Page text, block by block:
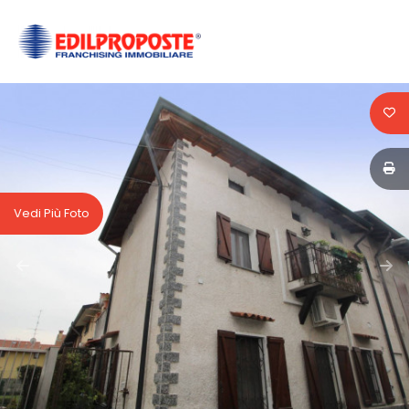
Vedi Più Foto
HOME
AFFILIATI
VENDITA
AFFITTO
ACQUISIZIONE
Codice
Qualsiasi
Vendita
Scegli
dove